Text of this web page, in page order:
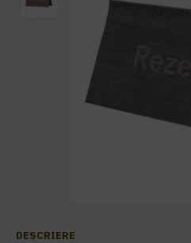
DESCRIERE